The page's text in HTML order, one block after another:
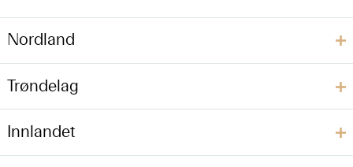
Nordland
Trøndelag
Innlandet